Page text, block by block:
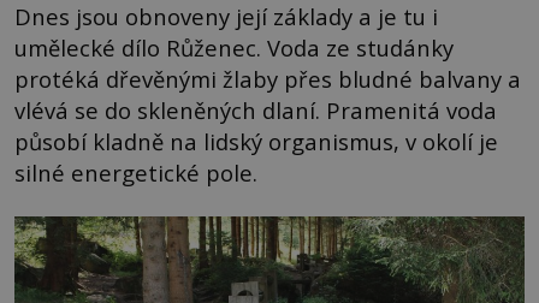
Dnes jsou obnoveny její základy a je tu i
umělecké dílo Růženec. Voda ze studánky
protéká dřevěnými žlaby přes bludné balvany a
vlévá se do skleněných dlaní. Pramenitá voda
působí kladně na lidský organismus, v okolí je
silné energetické pole.